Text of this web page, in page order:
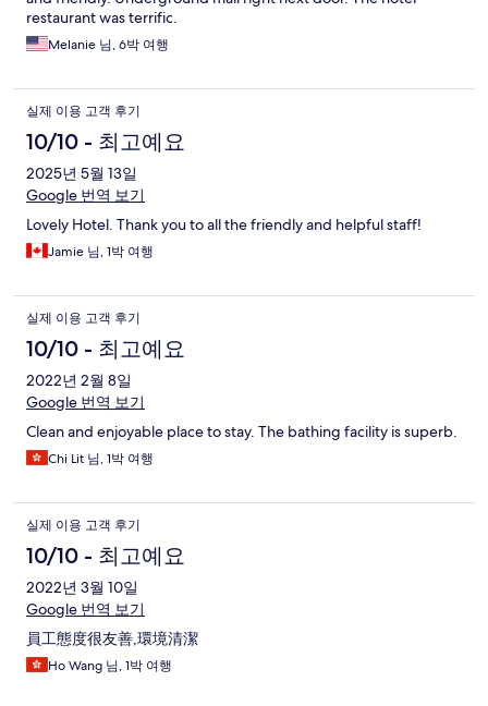
restaurant was terrific.
Melanie 님, 6박 여행
실제 이용 고객 후기
10/10 - 최고예요
2025년 5월 13일
Google 번역 보기
Lovely Hotel. Thank you to all the friendly and helpful staff!
Jamie 님, 1박 여행
실제 이용 고객 후기
10/10 - 최고예요
2022년 2월 8일
Google 번역 보기
Clean and enjoyable place to stay. The bathing facility is superb.
Chi Lit 님, 1박 여행
실제 이용 고객 후기
10/10 - 최고예요
2022년 3월 10일
Google 번역 보기
員工態度很友善,環境清潔
Ho Wang 님, 1박 여행